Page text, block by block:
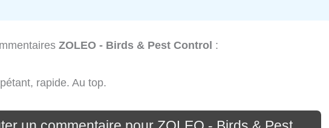
ZOLEO - Birds & Pest Control :
rapide. Au top.